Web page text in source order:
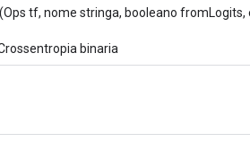
(Ops tf, nome stringa, booleano
binaria